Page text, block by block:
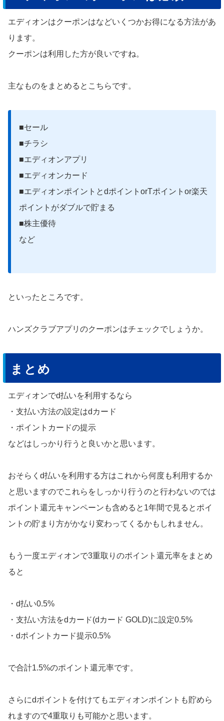
エディオンはクーポンはなどいくつかお得になる方法があ
ります。
クーポンは利用した方が良いですね。
主なものをまとめるとこちらです。
■セール
■チラシ
■エディオンアプリ
■エディオンカード
■エディオンポイントとdポイントorTポイントor楽天
ポイントがダブルで貯まる
■株主優待
など
といったところです。
ハンズクラブアプリのクーポンはチェックでしょうか。
まとめ
エディオンでd払いを利用するなら
・支払い方法の設定はdカード
・ポイントカードの提示
などはしっかり行うと良いかと思います。
おそらくd払いを利用する方はこれから何度も利用するか
と思いますのでこれらをしっかり行うのと行わないのでは
ポイント還元キャンペーンも含めると1年間で見るとポイ
ントの貯まり方がかなり変わってくるかもしれません。
もう一度エディオンで3重取りのポイント還元率をまとめ
ると
・d払い0.5%
・支払い方法をdカード(dカード GOLD)に設定0.5%
・dポイントカード提示0.5%
で合計1.5%のポイント還元率です。
さらにdポイントを付けてもエディオンポイントも貯めら
れますので4重取りも可能かと思います。